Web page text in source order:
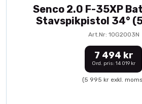
Senco 2.0 F-35XP
Stavspikpistol 34°
Art.Nr: 10G2003N
7 494 kr
Ord. pris: 14 019 kr
(5 995 kr exkl.